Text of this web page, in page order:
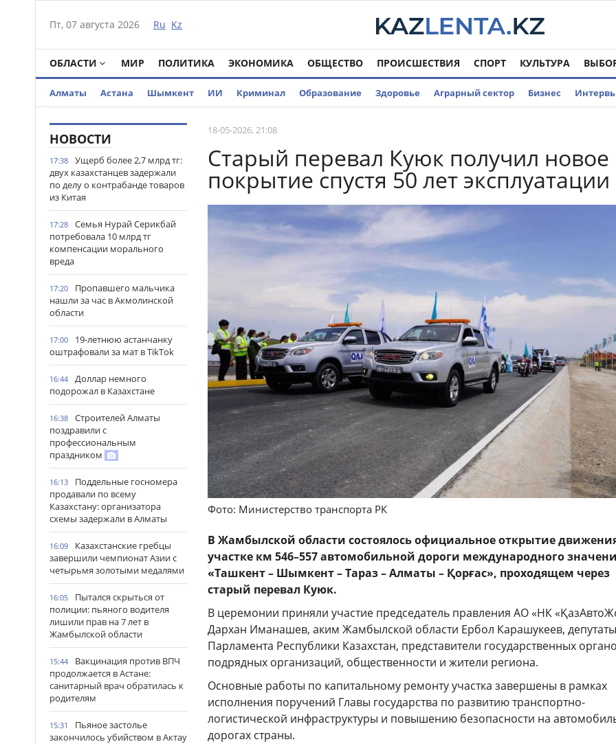
Пт, 07 августа 2026 Ru Kz
ОБЛАСТИ МИР ПОЛИТИКА ЭКОНОМИКА ОБЩЕСТВО ПРОИСШЕСТВИЯ СПОРТ КУЛЬТУРА
Алматы Астана Шымкент ИИ Криминал Образование Здоровье Аграрный сектор Бизнес
НОВОСТИ
17:38
Ущерб более 2,7 млрд тг:
двух казахстанцев задержали
по делу о контрабанде товаров
из Китая
17:28
Семья Нурай Серикбай
потребовала 10 млрд тг
компенсации морального
вреда
17:20
Пропавшего мальчика
нашли за час в Акмолинской
области
17:00
19-летнюю астанчанку
оштрафовали за мат в TikTok
16:44
Доллар немного
подорожал в Казахстане
16:38
Строителей Алматы
поздравили с
профессиональным
праздником
16:13
Поддельные госномера
продавали по всему
Казахстану: организатора
схемы задержали в Алматы
16:09
Казахстанские гребцы
завершили чемпионат Азии с
четырьмя золотыми медалями
16:05
Пытался скрыться от
полиции: пьяного водителя
лишили прав на 7 лет в
Жамбылской области
15:44
Вакцинация против ВПЧ
продолжается в Астане:
санитарный врач обратилась к
родителям
15:31
Пьяное застолье
закончилось убийством в Актау
18-05-2026, 21:08
Старый перевал Куюк получил новое
покрытие спустя 50 лет эксплуатации
Фото: Министерство транспорта РК
В Жамбылской области состоялось официальное открытие
участке км 546–557 автомобильной дороги международного
«Ташкент – Шымкент – Тараз – Алматы – Қорғас», проходящем через
старый перевал Куюк.
В церемонии приняли участие председатель правления АО «НК
Дархан Иманашев, аким Жамбылской области Ербол Карашукеев, депутаты
Парламента Республики Казахстан, представители государственных
подрядных организаций, общественности и жители региона.
Основные работы по капитальному ремонту участка завершены в рамках
исполнения поручений Главы государства по развитию транспортно-
логистической инфраструктуры и повышению безопасности на
дорогах страны.